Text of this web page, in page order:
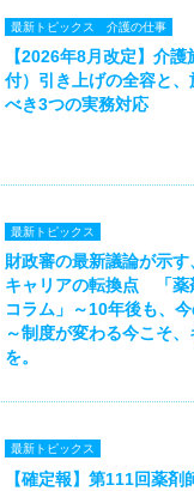
最新トピックス 介護の仕事
【2026年8月改定】介
付）引き上げの全容と
べき3つの実務対応
最新トピックス
財政審の最新議論が示
キャリアの転換点 「薬
コラム」～10年後も、
～制度が変わる今こそ
を。
最新トピックス
【確定報】第111回薬